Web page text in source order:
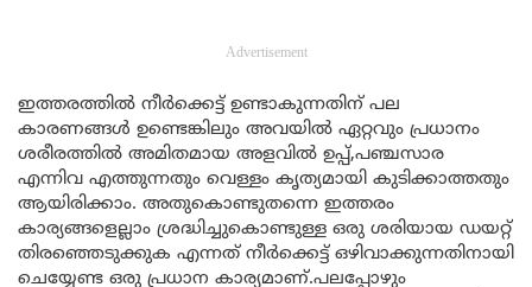
Advertisement
ഇത്തരത്തിൽ നീർക്കെട്ട് ഉണ്ടാകുന്നതിന് പല
കാരണങ്ങൾ ഉണ്ടെങ്കിലും അവയിൽ ഏറ്റവും പ്രധാനം
ശരീരത്തിൽ അമിതമായ അളവിൽ ഉപ്പ്,പഞ്ചസാര
എന്നിവ എത്തുന്നതും വെള്ളം കൃത്യമായി കുടിക്കാത്തതും
ആയിരിക്കാം. അതുകൊണ്ടുതന്നെ ഇത്തരം
കാര്യങ്ങളെല്ലാം ശ്രദ്ധിച്ചുകൊണ്ടുള്ള ഒരു ശരിയായ ഡയറ്റ്
തിരഞ്ഞെടുക്കുക എന്നത് നീർക്കെട്ട് ഒഴിവാക്കുന്നതിനായി
ചെയ്യേണ്ട ഒരു പ്രധാന കാര്യമാണ്.പലപ്പോഴും